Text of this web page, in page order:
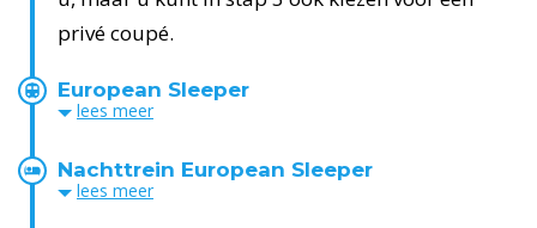
privé coupé.
European Sleeper
lees meer
Nachttrein European Sleeper
lees meer